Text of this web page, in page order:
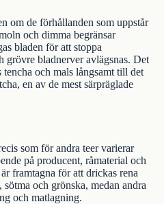
om de förhållanden som uppstår
och dimma begränsar
bladen för att stoppa
grövre bladnerver avlägsnas. Det
tencha och mals långsamt till det
en av de mest särpräglade
som för andra teer varierar
på producent, råmaterial och
framtagna för att drickas rena
och grönska, medan andra
och matlagning.